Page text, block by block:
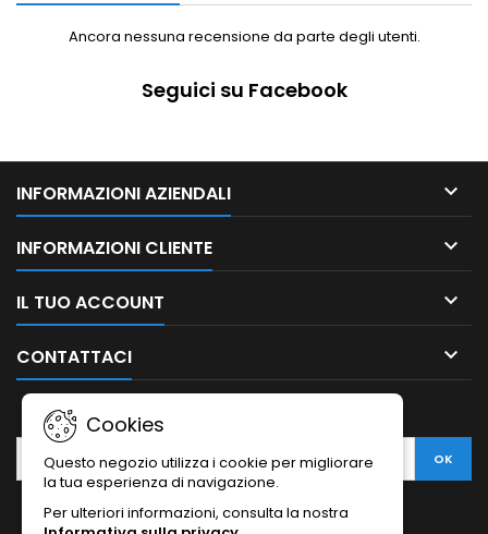
Ancora nessuna recensione da parte degli utenti.
Seguici su Facebook
INFORMAZIONI AZIENDALI 
INFORMAZIONI CLIENTE 
IL TUO ACCOUNT 
CONTATTACI 
Cookies
Questo negozio utilizza i cookie per migliorare
la tua esperienza di navigazione.
Per ulteriori informazioni, consulta la nostra